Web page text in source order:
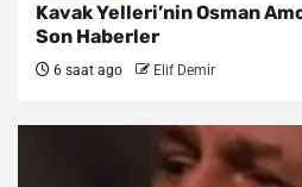
Kavak Yelleri’nin Osman
Son Haberler
6 saat ago Elif Demir